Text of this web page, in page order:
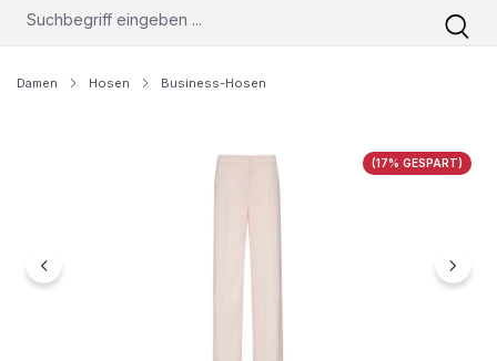
Damen Hosen Business-Hosen
Bildergalerie überspringen
(17% GESPART)